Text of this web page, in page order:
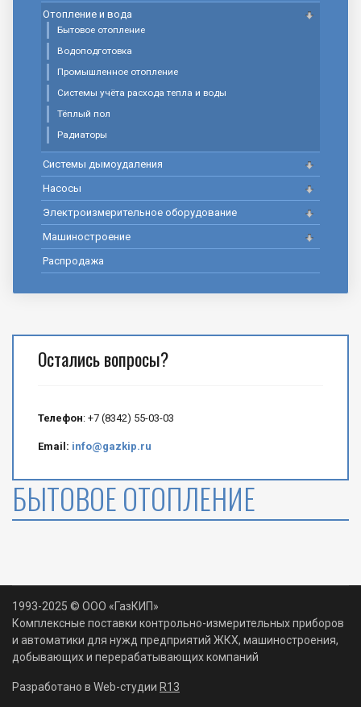
Отопление и вода
Бытовое отопление
Водоподготовка
Промышленное отопление
Системы учёта расхода тепла и воды
Тёплый пол
Радиаторы
Системы дымоудаления
Насосы
Электроизмерительное оборудование
Машиностроение
Распродажа
Остались вопросы?
Телефон: +7 (8342) 55-03-03
Email: info@gazkip.ru
БЫТОВОЕ ОТОПЛЕНИЕ
1993-2025 © ООО «ГазКИП»
Комплексные поставки контрольно-измерительных приборов
и автоматики для нужд предприятий ЖКХ, машиностроения,
добывающих и перерабатывающих компаний
Разработано в Web-студии R13